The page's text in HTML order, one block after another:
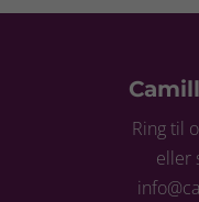
Ring til
eller